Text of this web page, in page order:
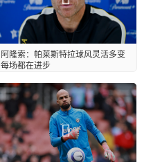
阿隆索：帕莱斯特拉球风灵活多变
每场都在进步